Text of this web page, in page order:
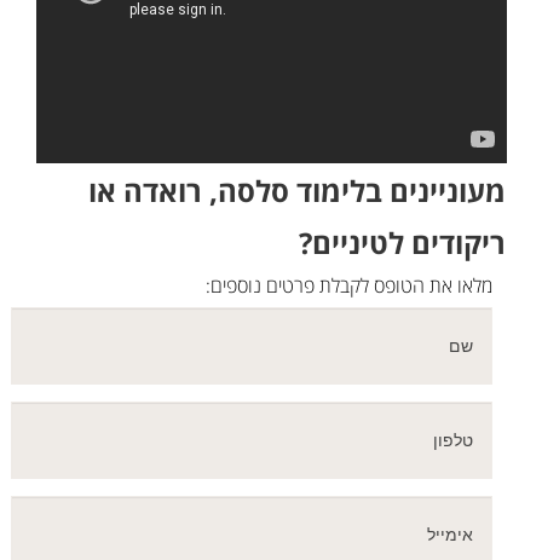
מעוניינים בלימוד סלסה, רואדה או
ריקודים לטיניים?
מלאו את הטופס לקבלת פרטים נוספים: